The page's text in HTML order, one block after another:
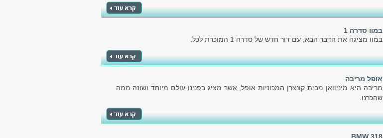
במוו סדרה 1
במוו מציגה את הדבר הבא, עם דור חדש של סדרה 1 המוכרת לכל.
אופל מריבה
מריבה היא מיניוואן מבית קונצרן המכוניות אופל, אשר מציג בפנינו עולם מיוחד ושונה ממה
שהכרנו.